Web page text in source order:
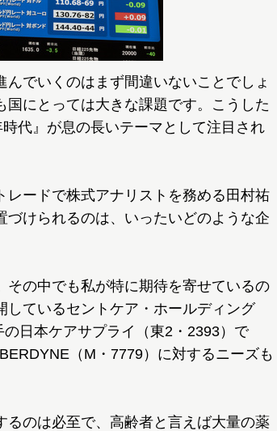
んでいくのはまず間違いないことでしょ
にとっては大きな課題です。こうした
代』が息の長いテーマとして注目され
ードで株式アナリストを務める田村祐
けられるのは、いったいどのような企
その中でも私が特に期待を寄せているの
ているセントケア・ホールディング
の日本ケアサプライ（東2・2393）で
（M・7779）に対するニーズも
のは必至で、高齢者と言えば大量の薬